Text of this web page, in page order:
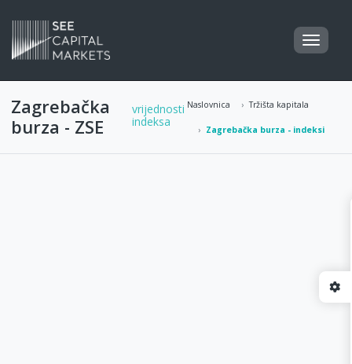
Zagrebačka
burza - ZSE
vrijednosti
indeksa
Naslovnica Tržišta kapitala
Zagrebačka burza - indeksi